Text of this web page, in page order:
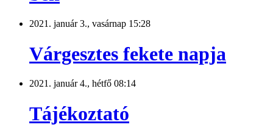
2021. január 3., vasárnap 15:28
Várgesztes fekete napja
2021. január 4., hétfő 08:14
Tájékoztató